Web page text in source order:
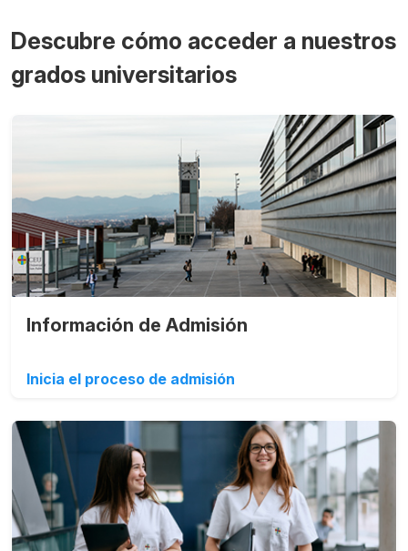
Descubre cómo acceder a nuestros
grados universitarios
Información de Admisión
Inicia el proceso de admisión